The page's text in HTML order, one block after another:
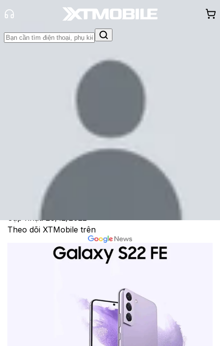
Hỏi đáp Thông báo
Samsung S22 FE ra mắt khi nào?
Thông tin Samsung S22 FE ra mắt
Cam Ngoan
Ngày đăng:
Cập nhật:26/12/2022
Theo dõi XTMobile trên